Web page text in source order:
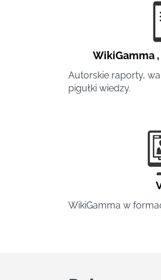
WikiGamma ,
Autorskie raporty,
pigułki wiedzy.
WikiGamma w